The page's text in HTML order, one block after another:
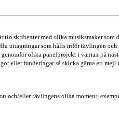
skribenter med olika musiksmaker som
uttagningar som hålls inför tävlingen och
olika panelprojekt i väntan på
eller funderingar så skicka gärna ett mejl
och/eller tävlingens olika moment,